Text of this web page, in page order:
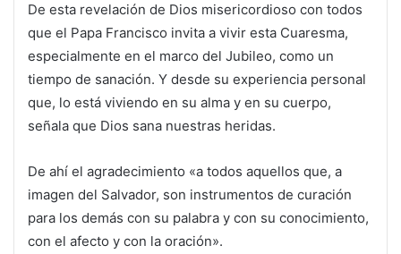
De esta revelación de Dios misericordioso con todos
que el Papa Francisco invita a vivir esta Cuaresma,
especialmente en el marco del Jubileo, como un
tiempo de sanación. Y desde su experiencia personal
que, lo está viviendo en su alma y en su cuerpo,
señala que Dios sana nuestras heridas.
De ahí el agradecimiento «a todos aquellos que, a
imagen del Salvador, son instrumentos de curación
para los demás con su palabra y con su conocimiento,
con el afecto y con la oración».